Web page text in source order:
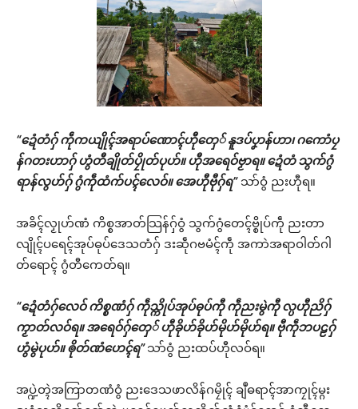
“ဍေံတံဂှ် ကဵုကယျိုၚ်အရာပ်ဏောၚ်ဟီုတှေ် နူဒပ်ပၞာန်ဟာ၊ ဂကောံပၠ
န်ဂတးဟာဂှ် ဟွံတီချိုတ်ပၠိုတ်ပုဟ်။ ဟီုအရေဝ်ဗၟာရ။ ဍေံတံ သွက်ဂွံ
ရာန်လွဟ်ဂှ် ဂွံကဵုထံက်ပၚ်လေဝ်။ အေဟီုဗီုဂှ်ရ”သာ်ဝွံ ညးဟီုရ။
အခိၚ်လၟုဟ်ဏံ ကိစ္စအာတ်သြန်ဂှ်ဝွံ သွက်ဂွံတေၚ်ဗ္စိုပ်ကဵု ညးတာ
လျိုၚ်ပရေၚ်အုပ်ဓုပ်ဒေသတံဂှ် ဒးဆဵုဂဗမံၚ်ကဵု အကာဲအရာဝါတ်ဂါ
တ်ရောၚ် ဂွံတီကေတ်ရ။
“ဍေံတံဂှ်လေဝ် ကိစ္စဏံဂှ် ကဵုသ္ကိုပ်အုပ်ဓုပ်ကီု ကဵုညးမွဲကီု လ္ပဟီုညိဂှ်
ကၟာတ်လဝ်ရ။ အရေဝ်ဂှ်တှေ် ဟီုခိုဟ်ခိုဟ်မိုဟ်မိုဟ်ရ။ ဗီုကဵုဘပဠဂှ်
ဟွံမွဲပုဟ်။ ၜိုတ်ဏံဟေၚ်ရ”သာ်ဝွံ ညးထပ်ဟီုလဝ်ရ။
အပ္ဍဲတ္ၚဲအကြာတဏံဝွံ ညးဒေသဖာလိန်ဂမၠိုၚ် ချဳဓရာၚ်အာကၠုၚ်မ္ဂး